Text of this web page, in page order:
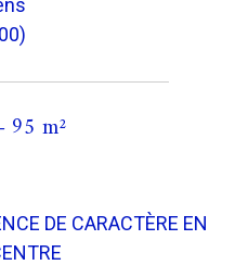
95 m²
DE CARACTÈRE EN